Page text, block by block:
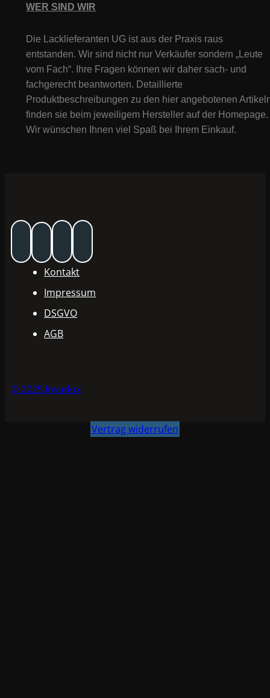
WER SIND WIR
Die Lacklieferanten UG ist aus der Praxis raus
entstanden. Wir sind nicht nur Verkäufer sondern „Leute
vom Fach“. Ihre Fragen können wir daher sach- und
fachgerecht beantworten. Detaillierte
Produktbeschreibungen zu den hier angebotenen
finden sie beim jeweiligem Hersteller auf der Homepage.
Wir wünschen Ihnen viel Spaß bei Ihrem Einkauf.
Kontakt
Impressum
DSGVO
AGB
© 2025 Invadox
Vertrag widerrufen